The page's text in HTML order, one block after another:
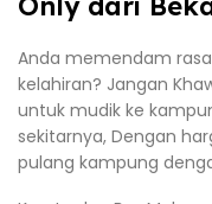
Anda memendam
kelahiran? Jangan
untuk mudik ke
sekitarnya, Dengan
pulang kampung